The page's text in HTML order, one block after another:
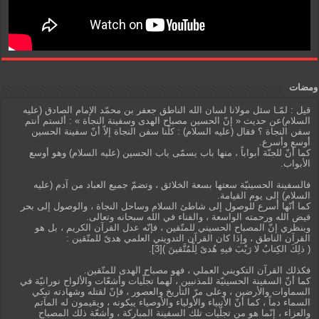
ومضات
قيل : لمّـا سئل مولانا لسان الله الناطق جعفر بن محمّد الإمام الصادق (عليه
السلام)عن حديث « إنّ الحسين مصباح الهدى وسفينة النجاة » : ألستم أنتم
سفن النجاة ؟ فقال (عليه السلام) : كلّنا سفن النجاة إلاّ أنّ سفينة الحسين
أوسع وأسرع.
كما أنّ للجنّة أبواباً ، منها باب يسمّى باب الحسين (عليه السلام) وهو أوسع
الأبواب.
فالسفينة الحسينيّة سعتها بسعة الخلائق ، وتضمّ جميع العباد من آدم (عليه
السلام) إلى يوم القيامة.
كما أنّها أسرع للوصول إلى شاطئ السلام وساحل النجاة ، والوصول إلى بحر
فيض الله ورحمته الواسعة ، والفناء في الله سبحانه وتعالى.
وبنظري إنّ المصباح الحسيني للمتّقين ، فإنّه عدل القرآن الكريم ، بل هو
القرآن الناطق ، وإذا كان القرآن التدويني العلمي هدىً للمتّقين :
( ذلِكَ الكِتابُ لا رَيْبَ فيهِ هُدىً لِلْمُتَّقينَ )[3].
فكذلك القرآن التكويني العملي ، فهو مصباح الهدى للمتّقين.
كما أنّ السفينة الحسينيّة للمذنبين ، لهما تجلّيات وأشعّات والألواح نورانيّة في
السماوات والأرضين ، وعلى مرّ التأريخ والعصور ، فإنّ لقتله وشهادته تبكي
السماء دماً ، كما أنّ الأنبياء والأولياء والأوصياء يبكونه ، ويقيمون له المآتم
والعزاء ، إنّما هو من تجلّيات تلك السفينة المباركة ، وأشعّة ذلك المصباح